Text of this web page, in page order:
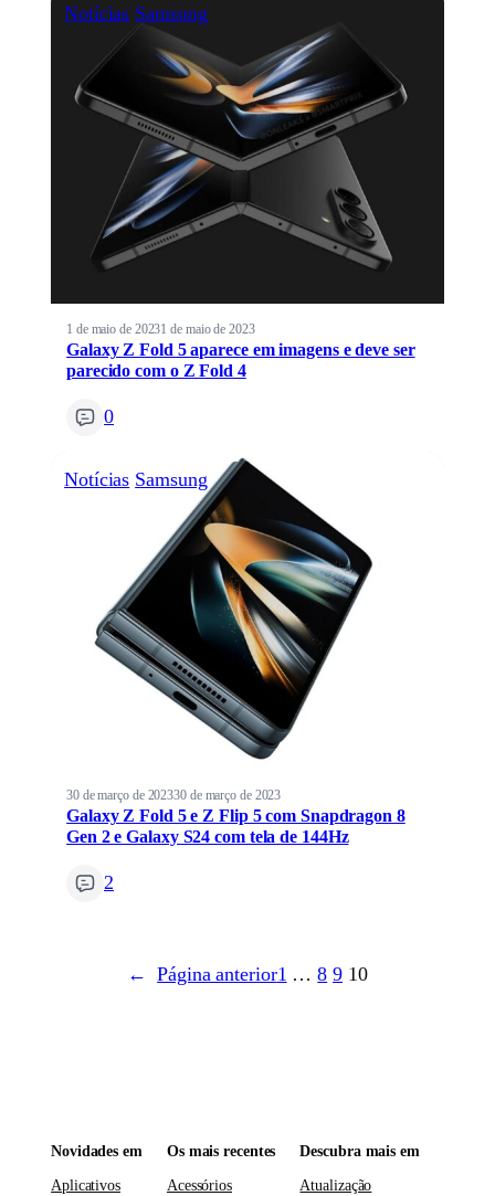
Notícias Samsung
1 de maio de 20231 de maio de 2023
Galaxy Z Fold 5 aparece em imagens e deve ser
parecido com o Z Fold 4
0
Notícias Samsung
30 de março de 202330 de março de 2023
Galaxy Z Fold 5 e Z Flip 5 com Snapdragon 8
Gen 2 e Galaxy S24 com tela de 144Hz
2
← Página anterior1 … 8 9 10
Novidades em
Aplicativos
Os mais recentes
Acessórios
Descubra mais em
Atualização